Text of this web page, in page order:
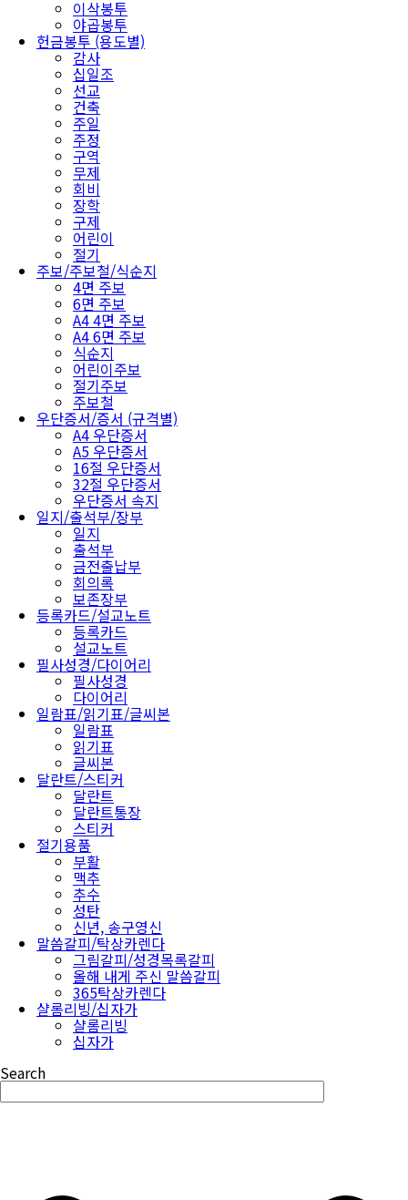
이삭봉투
야곱봉투
헌금봉투 (용도별)
감사
십일조
선교
건축
주일
주정
구역
무제
회비
장학
구제
어린이
절기
주보/주보철/식순지
4면 주보
6면 주보
A4 4면 주보
A4 6면 주보
식순지
어린이주보
절기주보
주보철
우단증서/증서 (규격별)
A4 우단증서
A5 우단증서
16절 우단증서
32절 우단증서
우단증서 속지
일지/출석부/장부
일지
출석부
금전출납부
회의록
보존장부
등록카드/설교노트
등록카드
설교노트
필사성경/다이어리
필사성경
다이어리
일람표/읽기표/글씨본
일람표
읽기표
글씨본
달란트/스티커
달란트
달란트통장
스티커
절기용품
부활
맥추
추수
성탄
신년, 송구영신
말씀갈피/탁상카렌다
그림갈피/성경목록갈피
올해 내게 주신 말씀갈피
365탁상카렌다
샬롬리빙/십자가
샬롬리빙
십자가
Search